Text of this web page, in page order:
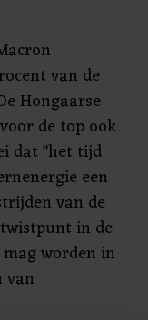
van de
Hongaarse
de top ook
dat "het tijd
een
van de
in de
worden in
van